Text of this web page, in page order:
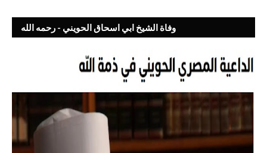
وفاة الشيخ ابي اسحاق الحويني - رحمه الله